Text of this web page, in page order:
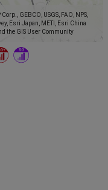
GEBCO, USGS, FAO, NPS,
Esri Japan, METI, Esri China
the GIS User Community